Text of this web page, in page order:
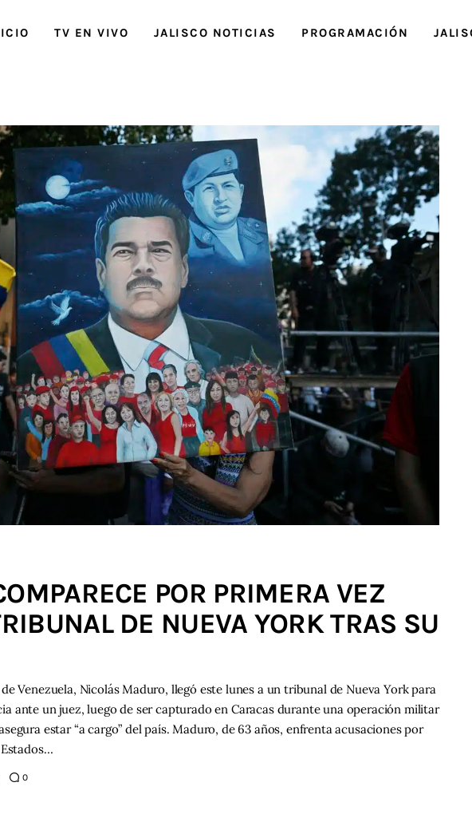
TV EN VIVO JALISCO NOTICIAS PROGRAMACIÓN
POR PRIMERA VEZ
DE NUEVA YORK TRAS SU
Venezuela, Nicolás Maduro, llegó este lunes a un tribunal de Nueva York para
ante un juez, luego de ser capturado en Caracas durante una operación militar
estar “a cargo” del país. Maduro, de 63 años, enfrenta acusaciones por
0